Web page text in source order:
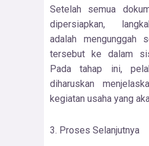
Setelah semua
dipersiapkan,
adalah mengunggah
tersebut ke dalam
Pada tahap ini,
diharuskan
kegiatan usaha yang
3. Proses Selanjutnya